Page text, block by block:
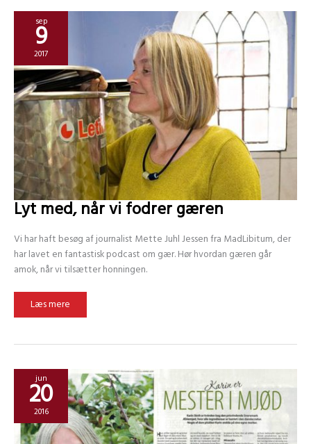
sep
9
2017
Lyt med, når vi fodrer gæren
Vi har haft besøg af journalist Mette Juhl Jessen fra MadLibitum, der
har lavet en fantastisk podcast om gær. Hør hvordan gæren går
amok, når vi tilsætter honningen.
Lyt
når
gæren
Læs mere
jun
20
2016